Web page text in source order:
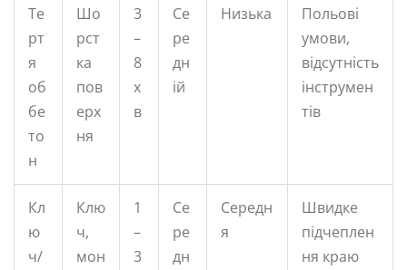
Те
рт
я
об
бе
то
н
Шо
рст
ка
пов
ерх
ня
3
–
8
х
в
Се
ре
дн
ій
Низька
Польові
умови,
відсутність
інструмен
тів
Кл
ю
ч/
Клю
ч,
мон
1
–
3
Се
ре
дн
Середн
я
Швидке
підчеплен
ня краю